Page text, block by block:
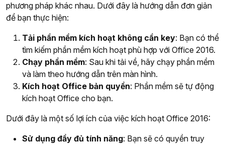
phương pháp khác nhau. Dưới đây là hướng dẫn đơn giản
để bạn thực hiện:
Tải phần mềm kích hoạt không cần key: Bạn có thể
tìm kiếm phần mềm kích hoạt phù hợp với Office 2016.
Chạy phần mềm: Sau khi tải về, hãy chạy phần mềm
và làm theo hướng dẫn trên màn hình.
Kích hoạt Office bản quyền: Phần mềm sẽ tự động
kích hoạt Office cho bạn.
Dưới đây là một số lợi ích của việc kích hoạt Office 2016:
Sử dụng đầy đủ tính năng: Bạn sẽ có quyền truy